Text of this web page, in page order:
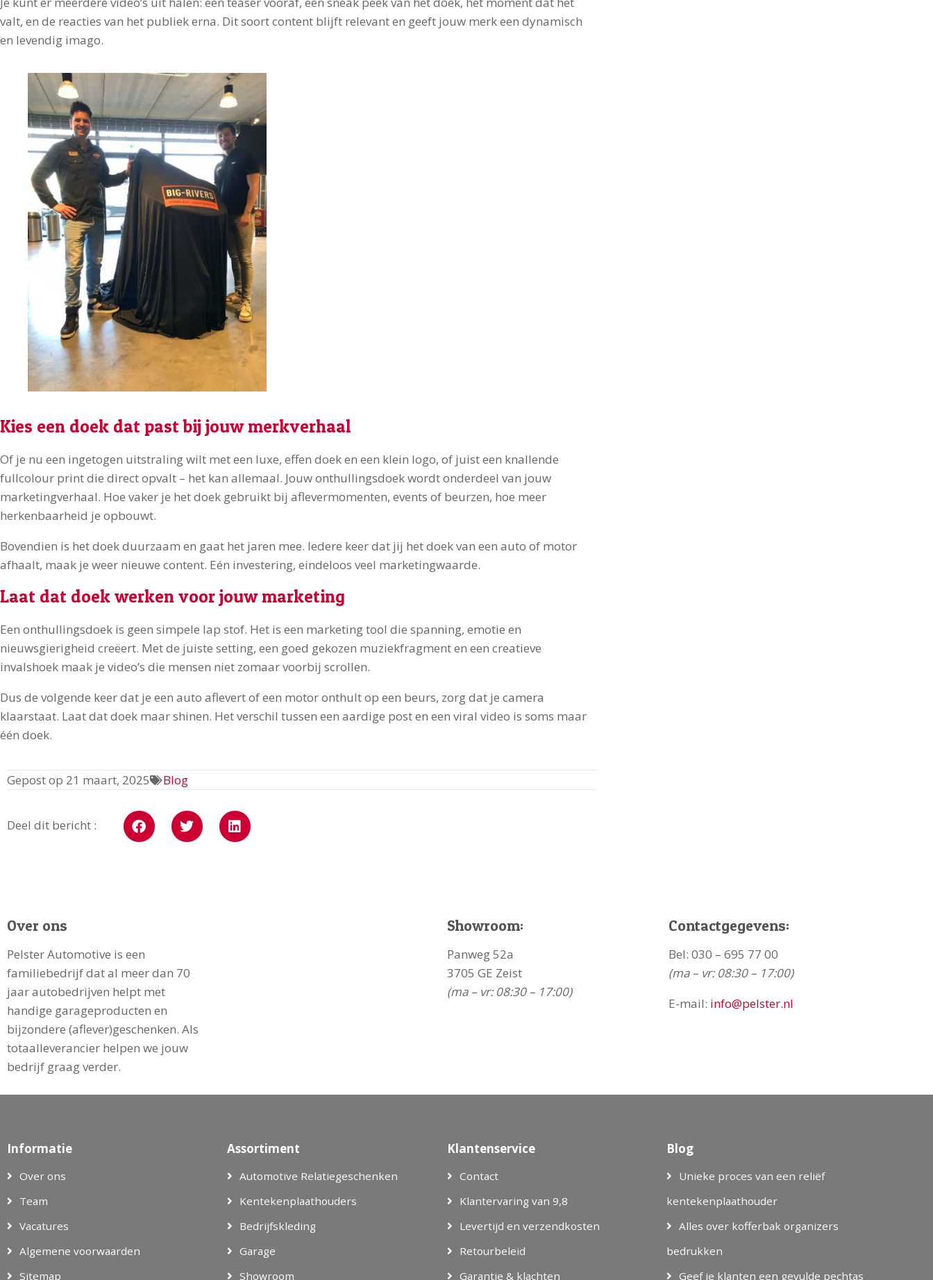
valt, en de reacties van het publiek erna. Dit soort content blijft relevant en geeft jouw merk een dynamisch
en levendig imago.
Kies een doek dat past bij jouw merkverhaal
Of je nu een ingetogen uitstraling wilt met een luxe, effen doek en een klein logo, of juist een knallende
fullcolour print die direct opvalt – het kan allemaal. Jouw onthullingsdoek wordt onderdeel van jouw
marketingverhaal. Hoe vaker je het doek gebruikt bij aflevermomenten, events of beurzen, hoe meer
herkenbaarheid je opbouwt.
Bovendien is het doek duurzaam en gaat het jaren mee. Iedere keer dat jij het doek van een auto of motor
afhaalt, maak je weer nieuwe content. Eén investering, eindeloos veel marketingwaarde.
Laat dat doek werken voor jouw marketing
Een onthullingsdoek is geen simpele lap stof. Het is een marketing tool die spanning, emotie en
nieuwsgierigheid creëert. Met de juiste setting, een goed gekozen muziekfragment en een creatieve
invalshoek maak je video’s die mensen niet zomaar voorbij scrollen.
Dus de volgende keer dat je een auto aflevert of een motor onthult op een beurs, zorg dat je camera
klaarstaat. Laat dat doek maar shinen. Het verschil tussen een aardige post en een viral video is soms maar
één doek.
Gepost op 21 maart, 2025 Blog
Deel dit bericht :
Over ons
Pelster Automotive is een
familiebedrijf dat al meer dan 70
jaar autobedrijven helpt met
handige garageproducten en
bijzondere (aflever)geschenken. Als
totaalleverancier helpen we jouw
bedrijf graag verder.
Showroom:
Panweg 52a
3705 GE Zeist
(ma – vr: 08:30 – 17:00)
Contactgegevens:
Bel: 030 – 695 77 00
(ma – vr: 08:30 – 17:00)
E-mail: info@pelster.nl
Informatie
Over ons
Team
Vacatures
Algemene voorwaarden
Sitemap
Assortiment
Automotive Relatiegeschenken
Kentekenplaathouders
Bedrijfskleding
Garage
Showroom
Klantenservice
Contact
Klantervaring van 9,8
Levertijd en verzendkosten
Retourbeleid
Garantie & klachten
Blog
Unieke proces van een reliëf
kentekenplaathouder
Alles over kofferbak organizers
bedrukken
Geef je klanten een gevulde pechtas